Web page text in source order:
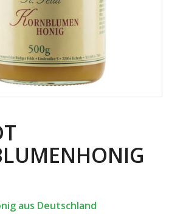
aus Deutschland